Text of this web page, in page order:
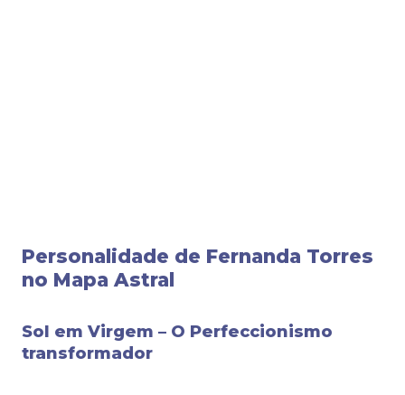
Personalidade de Fernanda Torres
no Mapa Astral
Sol em Virgem – O Perfeccionismo
transformador